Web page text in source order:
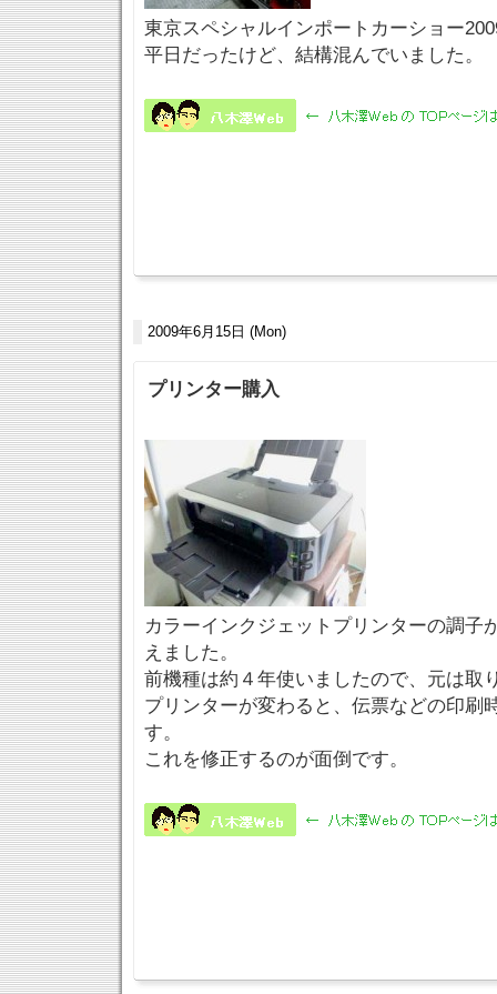
東京スペシャルインポートカーショー
平日だったけど、結構混んでいました。
2009年6月15日 (Mon)
プリンター購入
カラーインクジェットプリンターの調子
えました。
前機種は約４年使いましたので、元は取
プリンターが変わると、伝票などの印刷
す。
これを修正するのが面倒です。